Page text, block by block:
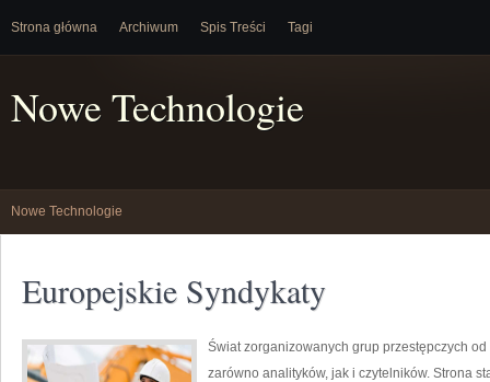
Strona główna Archiwum Spis Treści Tagi
Nowe Technologie
Nowe Technologie
Europejskie Syndykaty
Świat zorganizowanych grup przestępczych
zarówno analityków, jak i czytelników. Strona